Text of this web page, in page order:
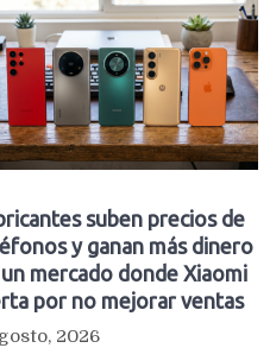
suben precios de
y ganan más dinero
mercado donde Xiaomi
por no mejorar ventas
2026